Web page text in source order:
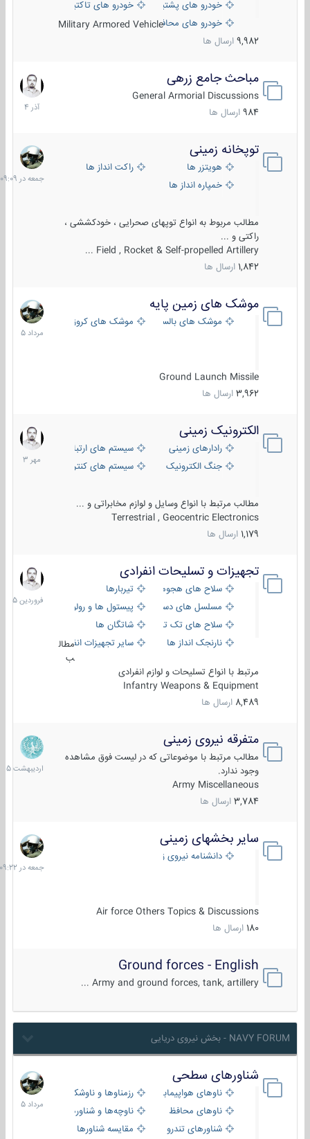
خودرو های پشتیبانی آتش ، شناسایی و ضد تانک
خودرو های تاکتیکی نظامی
خودرو های محافظت شدهMilitary Armored Vehicle
9,982 ارسال ها
مباحث جامع زرهی
General Armorial Discussions
984 ارسال ها
7
آذر
1404
توپخانه زمینی
هویتزر ها
راکت انداز ها
خمپاره انداز ها
مطالب مربوط به انواع توپهای صحرایی ، خودکششی ،
راکتی و ...
Field , Rocket & Self-propelled Artillery ...
1,842 ارسال ها
جمعه
در
09:09
موشک های زمین پایه
موشک های بالستیک موشک های کروز
Ground Launch Missile
3,962 ارسال ها
2
مرداد
1405
الکترونیک زمینی
رادارهای زمینی
سیستم های ارتباطی و جمع آوری
جنگ الکترونیک
سیستم های کنترل آتش و تجهیزات
مطالب مرتبط با انواع وسایل و لوازم مخابراتی و ...
Terrestrial , Geocentric Electronics
1,179 ارسال ها
1
مهر
1403
تجهیزات و تسلیحات انفرادی
سلاح های هجومی
تیربارها
مسلسل های دستی
پیستول ها و رولورها
سلاح های تک تیر اندازیشاتگان ها
نارنجک انداز ها
سایر تجهیزات انفرادی
مطال
ب
مرتبط با انواع تسلیحات و لوازم انفرادی
Infantry Weapons & Equipment
8,489 ارسال ها
17
فروردین
1405
متفرقه نیروی زمینی
مطالب مرتبط با موضوعاتی که در لیست فوق مشاهده
وجود ندارد.
Army Miscellaneous
3,784 ارسال ها
27
1405
سایر بخشهای زمینی
دانشنامه نیروی زمینی
Air force Others Topics & Discussions
180 ارسال ها
جمعه
در
09:22
Ground forces - English
Army and ground forces, tank, artillery ...
NAVY FORUM - بخش نیروی دریایی
شناورهای سطحی
ناوهای هواپیمابر و بالگرد بررزمناوها و ناوشکن‌ها
ناوهای محافظ
ناوچه‌ها و شناورهای گشتی
شناورهای تندرو
مقایسه شناورها
2
مرداد
1405